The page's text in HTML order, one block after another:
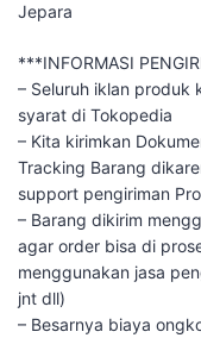
Jepara
***INFORMASI
– Seluruh iklan produk
syarat di Tokopedia
– Kita kirimkan
Tracking Barang
support pengiriman
– Barang dikirim
agar order bisa di
menggunakan jasa
jnt dll)
– Besarnya biaya